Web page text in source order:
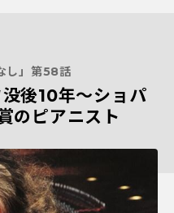
し」第58話
後10年〜ショパ
のピアニスト